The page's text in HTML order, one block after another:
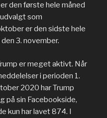
den første hele måned
som
er den sidste hele
3. november.
er meget aktivt. Når
i perioden 1.
2020 har Trump
på sin Facebookside,
kun har lavet 874. I